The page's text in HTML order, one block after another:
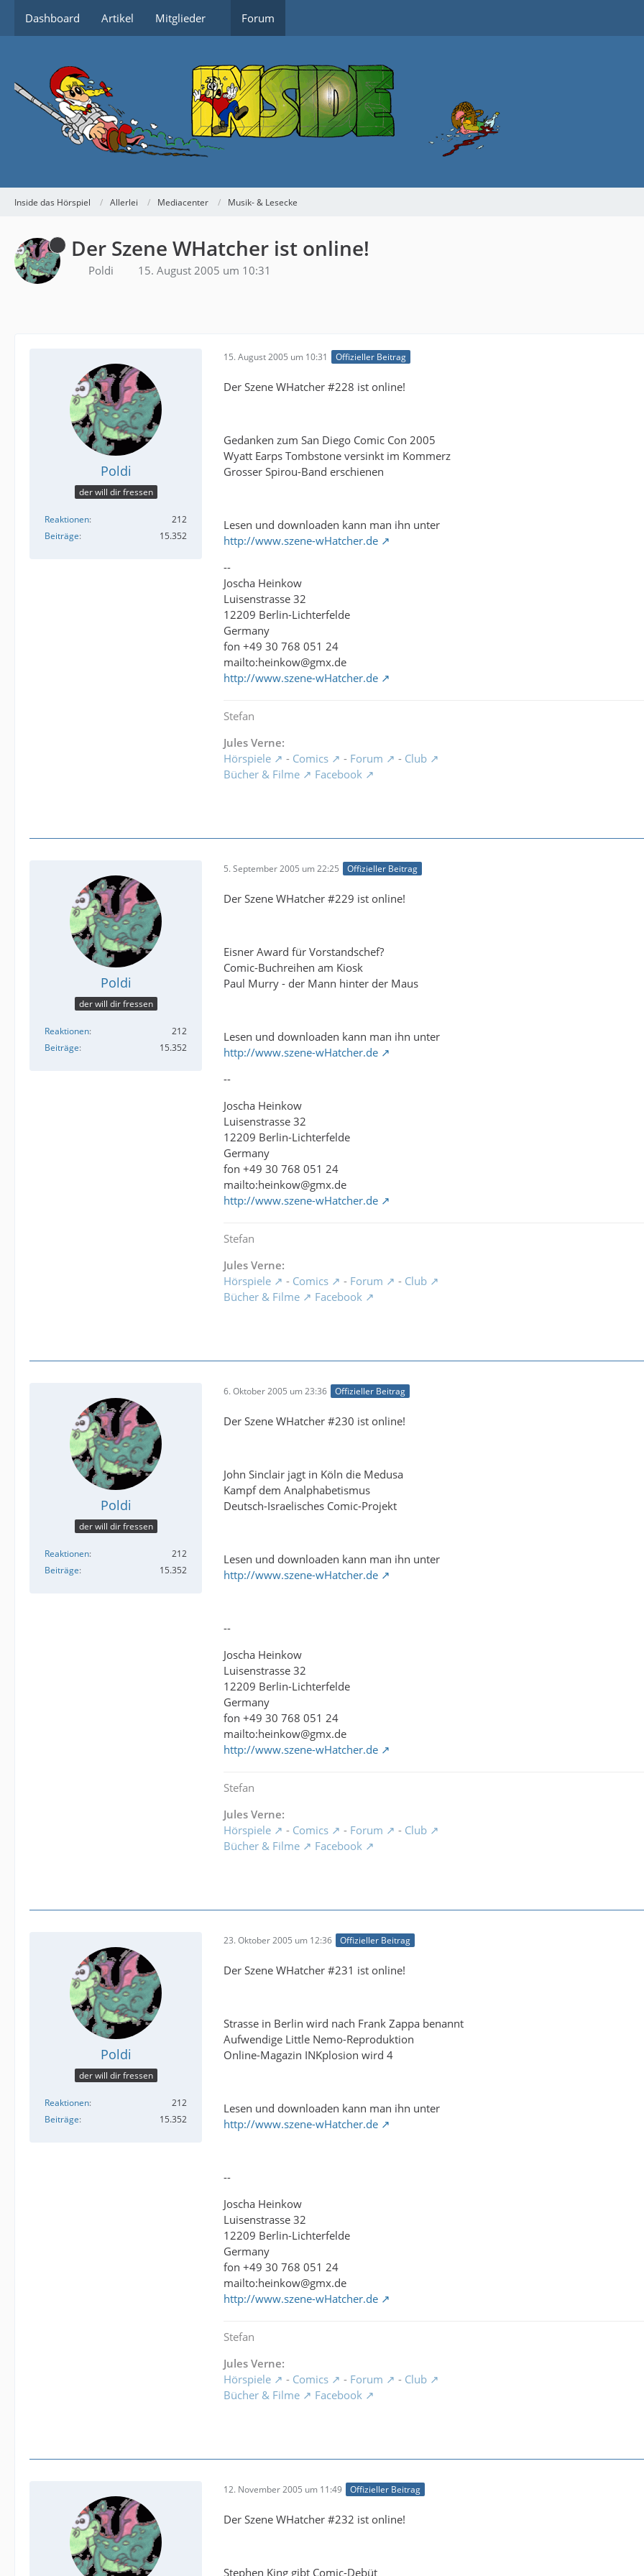
Dashboard Artikel Mitglieder Forum
Inside das Hörspiel Allerlei Mediacenter Musik- & Lesecke
Der Szene WHatcher ist online!
Poldi 15. August 2005 um 10:31
Poldi
der will dir fressen
Reaktionen
212
Beiträge
15.352
15. August 2005 um 10:31 Offizieller Beitrag
Der Szene WHatcher #228 ist online!
Gedanken zum San Diego Comic Con 2005
Wyatt Earps Tombstone versinkt im Kommerz
Grosser Spirou-Band erschienen
Lesen und downloaden kann man ihn unter
http://www.szene-wHatcher.de
--
Joscha Heinkow
Luisenstrasse 32
12209 Berlin-Lichterfelde
Germany
fon +49 30 768 051 24
mailto:heinkow@gmx.de
http://www.szene-wHatcher.de
Stefan
Jules Verne:
Hörspiele
- Comics - Forum - Club
Bücher & Filme
Facebook
Poldi
der will dir fressen
Reaktionen
212
Beiträge
15.352
5. September 2005 um 22:25 Offizieller Beitrag
Der Szene WHatcher #229 ist online!
Eisner Award für Vorstandschef?
Comic-Buchreihen am Kiosk
Paul Murry - der Mann hinter der Maus
Lesen und downloaden kann man ihn unter
http://www.szene-wHatcher.de
--
Joscha Heinkow
Luisenstrasse 32
12209 Berlin-Lichterfelde
Germany
fon +49 30 768 051 24
mailto:heinkow@gmx.de
http://www.szene-wHatcher.de
Stefan
Jules Verne:
Hörspiele
- Comics - Forum - Club
Bücher & Filme
Facebook
Poldi
der will dir fressen
Reaktionen
212
Beiträge
15.352
6. Oktober 2005 um 23:36 Offizieller Beitrag
Der Szene WHatcher #230 ist online!
John Sinclair jagt in Köln die Medusa
Kampf dem Analphabetismus
Deutsch-Israelisches Comic-Projekt
Lesen und downloaden kann man ihn unter
http://www.szene-wHatcher.de
--
Joscha Heinkow
Luisenstrasse 32
12209 Berlin-Lichterfelde
Germany
fon +49 30 768 051 24
mailto:heinkow@gmx.de
http://www.szene-wHatcher.de
Stefan
Jules Verne:
Hörspiele
- Comics - Forum - Club
Bücher & Filme
Facebook
Poldi
der will dir fressen
Reaktionen
212
Beiträge
15.352
23. Oktober 2005 um 12:36 Offizieller Beitrag
Der Szene WHatcher #231 ist online!
Strasse in Berlin wird nach Frank Zappa benannt
Aufwendige Little Nemo-Reproduktion
Online-Magazin INKplosion wird 4
Lesen und downloaden kann man ihn unter
http://www.szene-wHatcher.de
--
Joscha Heinkow
Luisenstrasse 32
12209 Berlin-Lichterfelde
Germany
fon +49 30 768 051 24
mailto:heinkow@gmx.de
http://www.szene-wHatcher.de
Stefan
Jules Verne:
Hörspiele
- Comics - Forum - Club
Bücher & Filme
Facebook
12. November 2005 um 11:49 Offizieller Beitrag
Der Szene WHatcher #232 ist online!
Stephen King gibt Comic-Debüt